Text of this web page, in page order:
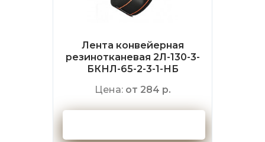
Лента конвейерная
резинотканевая 2Л-130-3-
БКНЛ-65-2-3-1-НБ
Цена: от 284 р.